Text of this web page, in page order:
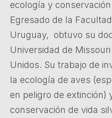
ecología y
Egresado de la
Uruguay, obtuvo su
Universidad de
Unidos. Su trabajo de
la ecología de aves
en peligro de extinción)
conservación de vida